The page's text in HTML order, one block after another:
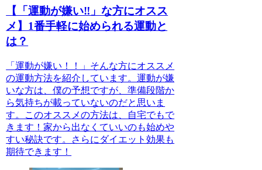
【「運動が嫌い‼️」な方にオスス
メ】1番手軽に始められる運動と
は？
「運動が嫌い！！」そんな方にオススメ
の運動方法を紹介しています。運動が嫌
いな方は、僕の予想ですが、準備段階か
ら気持ちが載っていないのだと思いま
す。このオススメの方法は、自宅でもで
きます！家から出なくていいのも始めや
すい秘訣です。さらにダイエット効果も
期待できます！